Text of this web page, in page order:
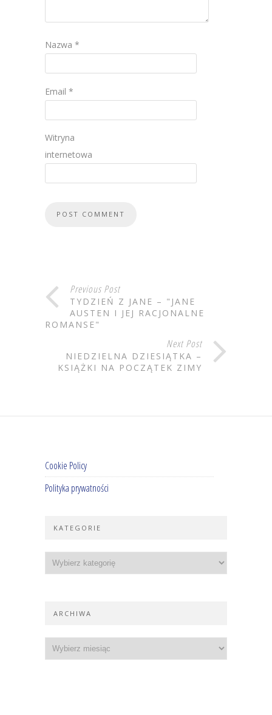
Nazwa *
Email *
Witryna
internetowa
Previous Post
TYDZIEŃ Z JANE – "JANE
AUSTEN I JEJ RACJONALNE
ROMANSE"
Next Post
NIEDZIELNA DZIESIĄTKA –
KSIĄŻKI NA POCZĄTEK ZIMY
Cookie Policy
Polityka prywatności
KATEGORIE
ARCHIWA